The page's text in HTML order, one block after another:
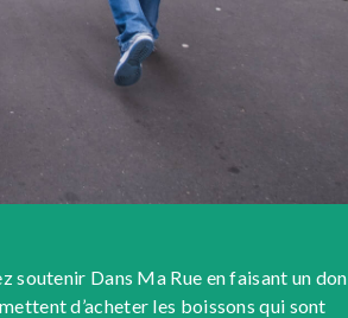
soutenir Dans Ma Rue en faisant un don
d’acheter les boissons qui sont